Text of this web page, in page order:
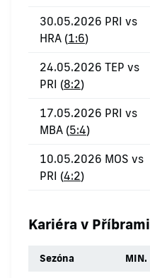
30.05.2026 PRI vs
HRA (1:6)
24.05.2026 TEP vs
PRI (8:2)
17.05.2026 PRI vs
MBA (5:4)
10.05.2026 MOS vs
PRI (4:2)
Kariéra v Příbrami
Sezóna MIN.